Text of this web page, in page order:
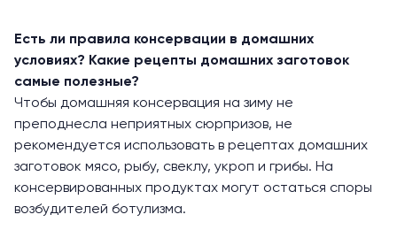
Есть ли правила консервации в домашних
условиях? Какие рецепты домашних заготовок
самые полезные?
Чтобы домашняя консервация на зиму не
преподнесла неприятных сюрпризов, не
рекомендуется использовать в рецептах домашних
заготовок мясо, рыбу, свеклу, укроп и грибы. На
консервированных продуктах могут остаться споры
возбудителей ботулизма.